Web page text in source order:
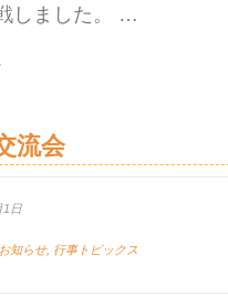
しました。 …
流会
1日
お知らせ, 行事トピックス